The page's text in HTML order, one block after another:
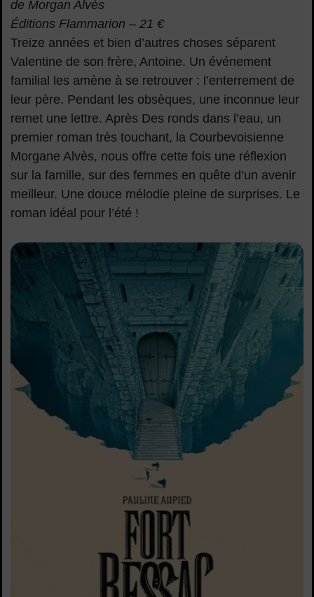
de Morgan Alvès
Éditions Flammarion – 21 €
Treize années et bien d’autres choses séparent
Valentine de son frère, Antoine. Un événement
familial les amène à se retrouver : l’enterrement de
leur père. Pendant les obsèques, une inconnue leur
remet une lettre. Après Des ronds dans l’eau, un
premier roman très touchant, la Courbevoisienne
Morgane Alvès, nous offre cette fois une réflexion
sur la famille, sur des femmes en quête d’un avenir
meilleur. Une douce mélodie pleine de surprises. Le
roman idéal pour l’été !